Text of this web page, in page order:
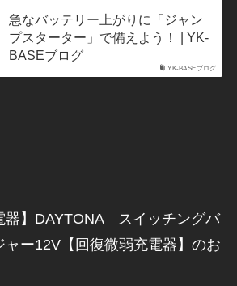
YK-BASEブログ
急なバッテリー上がりに「ジャン
プスターター」で備えよう！ | YK-
BASEブログ
器】DAYTONA スイッチングバ
ャー12V【回復微弱充電器】のお